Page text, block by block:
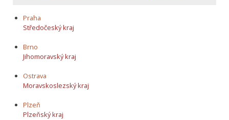
Praha
Středočeský kraj
Brno
Jihomoravský kraj
Ostrava
Moravskoslezský kraj
Plzeň
Plzeňský kraj